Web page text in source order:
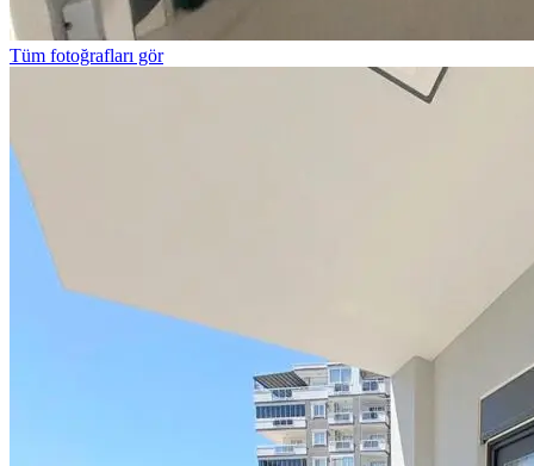
Tüm fotoğrafları gör